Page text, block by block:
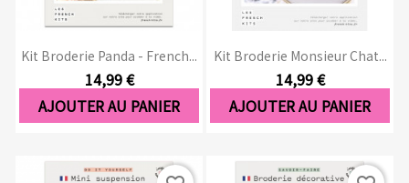
Kit Broderie Panda - French...
14,99 €
AJOUTER AU PANIER
Kit Broderie Monsieur Chat...
14,99 €
AJOUTER AU PANIER